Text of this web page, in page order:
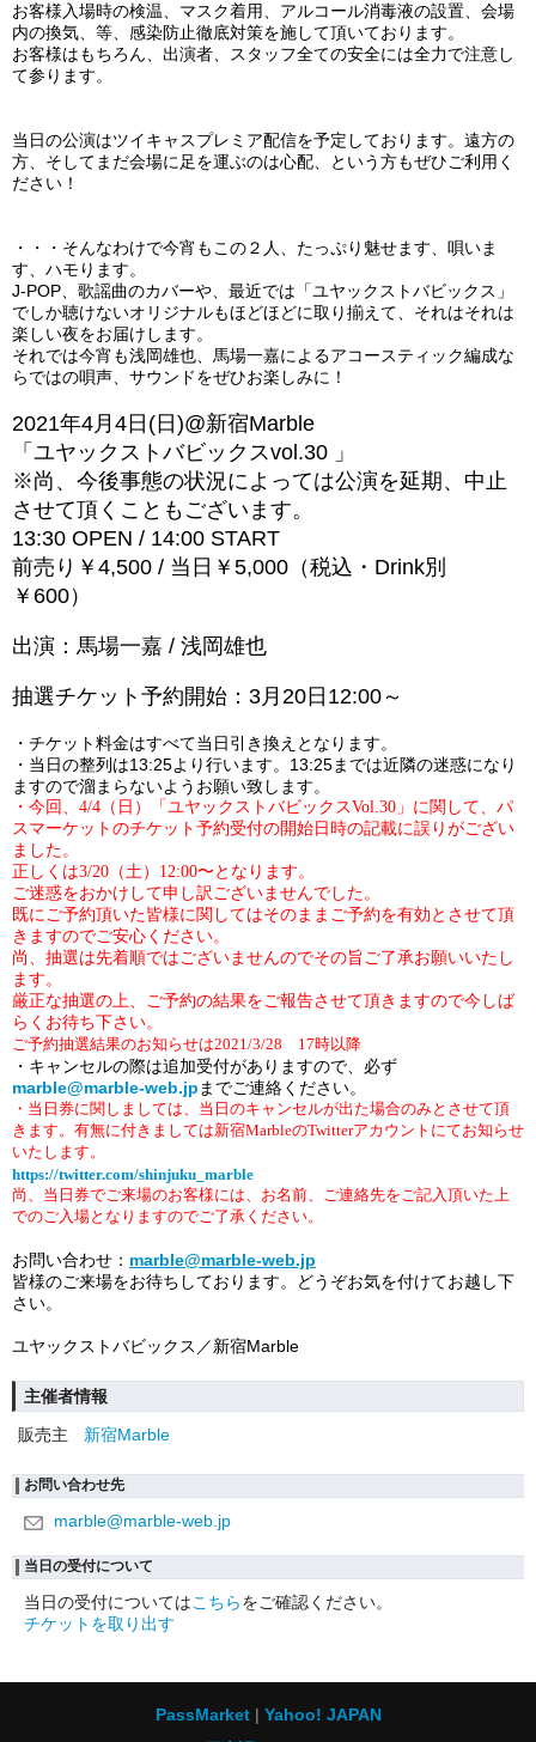
お客様入場時の検温、マスク着用、アルコール消毒液の設置、会場
内の換気、等、感染防止徹底対策を施して頂いております。
お客様はもちろん、出演者、スタッフ全ての安全には全力で注意し
て参ります。
当日の公演はツイキャスプレミア配信を予定しております。遠方の
方、そしてまだ会場に足を運ぶのは心配、という方もぜひご利用く
ださい！
・・・そんなわけで今宵もこの２人、たっぷり魅せます、唄いま
す、ハモります。
J-POP 、歌謡曲のカバーや、最近では「ユヤックストバビックス」
でしか聴けないオリジナルもほどほどに取り揃えて、それはそれは
楽しい夜をお届けします。
それでは今宵も浅岡雄也、馬場一嘉によるアコースティック編成な
らではの唄声、サウンドをぜひお楽しみに！
2021年4月 4 日(日)@新宿Marble
「ユヤックストバビックスvol.30 」
※尚、今後事態の状況によっては公演を延期、中止
させて頂くこともございます。
13:30 OPEN / 14:00 START
前売り￥ 4,500 / 当日￥ 5,000 （税込・ Drink別
￥ 600）
出演： 馬場一嘉 / 浅岡雄也
抽選チケット予約開始：3月20日12:00～
・チケット料金はすべて当日引き換えとなります。
・当日の整列は13:25より行います。 13:25までは近隣の迷惑になり
ますので溜まらないようお願い致します。
・今回、4/4（日）「ユヤックストバビックスVol.30」に関して、パ
スマーケットのチケット予約受付の開始日時の記載に誤りがござい
ました。
正しくは3/20（土）12:00〜となります。
ご迷惑をおかけして申し訳ございませんでした。
既にご予約頂いた皆様に関してはそのままご予約を有効とさせて頂
きますのでご安心ください。
尚、抽選は先着順ではございませんのでその旨ご了承お願いいたし
ます。
厳正な抽選の上、ご予約の結果をご報告させて頂きますので今しば
らくお待ち下さい。
ご予約抽選結果のお知らせは2021/3/28 17時以降
・キャンセルの際は追加受付がありますので、必ず
marble@marble-web.jp までご連絡ください。
・当日券に関しましては、当日のキャンセルが出た場合のみとさせて頂
きます。有無に付きましては新宿MarbleのTwitterアカウントにてお知らせ
いたします。
https://twitter.com/shinjuku_marble
尚、当日券でご来場のお客様には、お名前、ご連絡先をご記入頂いた上
でのご入場となりますのでご了承ください。
お問い合わせ： marble@marble-web.jp
皆様のご来場をお待ちしております。どうぞお気を付けてお越し下
さい。
ユヤックストバビックス／新宿Marble
主催者情報
販売主
新宿Marble
お問い合わせ先
marble@marble-web.jp
当日の受付について
当日の受付についてはこちらをご確認ください。
チケットを取り出す
PassMarket
Yahoo! JAPAN